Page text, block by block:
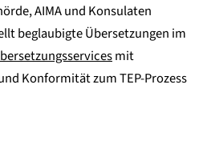
AIMA und Konsulaten
beglaubigte Übersetzungen im
mit
Konformität zum TEP-Prozess